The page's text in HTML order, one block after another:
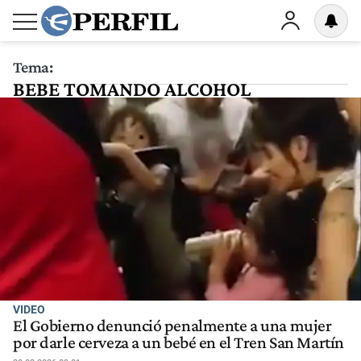
Tema:
BEBE TOMANDO ALCOHOL
VIDEO
El Gobierno denunció penalmente a una mujer
por darle cerveza a un bebé en el Tren San Martín